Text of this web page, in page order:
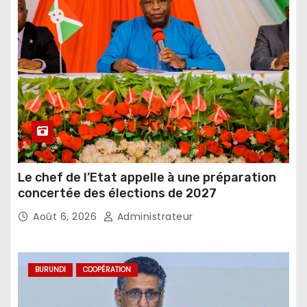
Le chef de l’Etat appelle à une préparation
concertée des élections de 2027
Août 6, 2026 Administrateur
BURUNDI COOPÉRATION